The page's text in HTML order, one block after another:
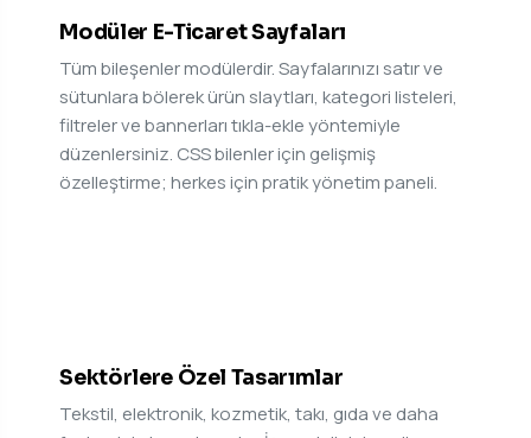
Modüler E-Ticaret Sayfaları
Tüm bileşenler modülerdir. Sayfalarınızı satır ve
sütunlara bölerek ürün slaytları, kategori listeleri,
filtreler ve bannerları tıkla-ekle yöntemiyle
düzenlersiniz. CSS bilenler için gelişmiş
özelleştirme; herkes için pratik yönetim paneli.
Sektörlere Özel Tasarımlar
Tekstil, elektronik, kozmetik, takı, gıda ve daha